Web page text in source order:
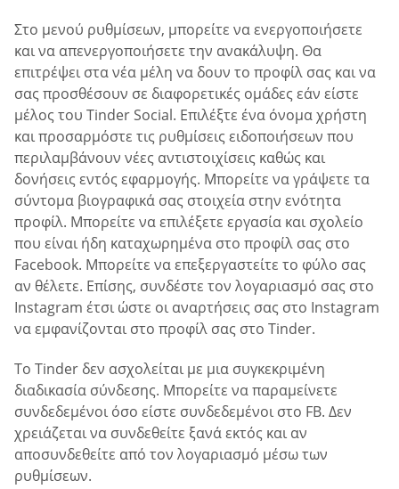
Στο μενού ρυθμίσεων, μπορείτε να ενεργοποιήσετε
και να απενεργοποιήσετε την ανακάλυψη. Θα
επιτρέψει στα νέα μέλη να δουν το προφίλ σας και να
σας προσθέσουν σε διαφορετικές ομάδες εάν είστε
μέλος του Tinder Social. Επιλέξτε ένα όνομα χρήστη
και προσαρμόστε τις ρυθμίσεις ειδοποιήσεων που
περιλαμβάνουν νέες αντιστοιχίσεις καθώς και
δονήσεις εντός εφαρμογής. Μπορείτε να γράψετε τα
σύντομα βιογραφικά σας στοιχεία στην ενότητα
προφίλ. Μπορείτε να επιλέξετε εργασία και σχολείο
που είναι ήδη καταχωρημένα στο προφίλ σας στο
Facebook. Μπορείτε να επεξεργαστείτε το φύλο σας
αν θέλετε. Επίσης, συνδέστε τον λογαριασμό σας στο
Instagram έτσι ώστε οι αναρτήσεις σας στο Instagram
να εμφανίζονται στο προφίλ σας στο Tinder.
Το Tinder δεν ασχολείται με μια συγκεκριμένη
διαδικασία σύνδεσης. Μπορείτε να παραμείνετε
συνδεδεμένοι όσο είστε συνδεδεμένοι στο FB. Δεν
χρειάζεται να συνδεθείτε ξανά εκτός και αν
αποσυνδεθείτε από τον λογαριασμό μέσω των
ρυθμίσεων.